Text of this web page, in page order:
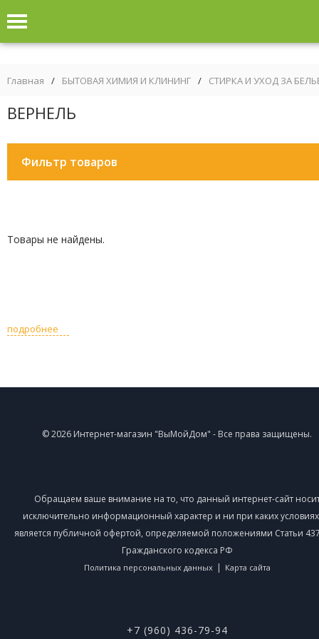
Главная / БЫТОВАЯ ХИМИЯ И КЛИНИНГ / СТИРКА И УХОД ЗА
ВЕРНЕЛЬ
Фильтр товаров
Товары не найдены.
подробнее
© 2026 Интернет-магазин "ВыМойДом" - Все права защищены.
Обращаем ваше внимание на то, что данный интернет-сайт
исключительно информационный характер и ни при каких
является публичной офертой, определяемой положениями Статьи
Гражданского кодекса РФ
Политика персональных данных | Карта сайта
+7 (960) 436-79-94